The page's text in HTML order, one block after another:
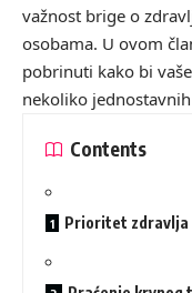
važnost brige o
osobama. U ovom
pobrinuti kako bi
nekoliko
Contents
Prioritet zdravlja